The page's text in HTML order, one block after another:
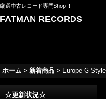
厳選中古レコード専門Shop !!
FATMAN RECORDS
ホーム > 新着商品 > Europe G-Style
☆更新状況☆